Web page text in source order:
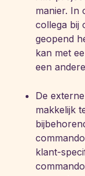
manier. In
collega bij
geopend
kan met
een
De
makkelijk
klant-